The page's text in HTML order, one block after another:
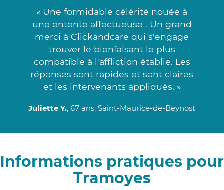
« Une formidable célérité nouée à
une entente affectueuse . Un grand
merci à Clickandcare qui s'engage
trouver le bienfaisant le plus
compatible à l'affliction établie. Les
réponses sont rapides et sont claires
et les intervenants appliqués. »
Juliette Y., 67 ans, Saint-Maurice-de-Beynost
Informations pratiques pour
Tramoyes